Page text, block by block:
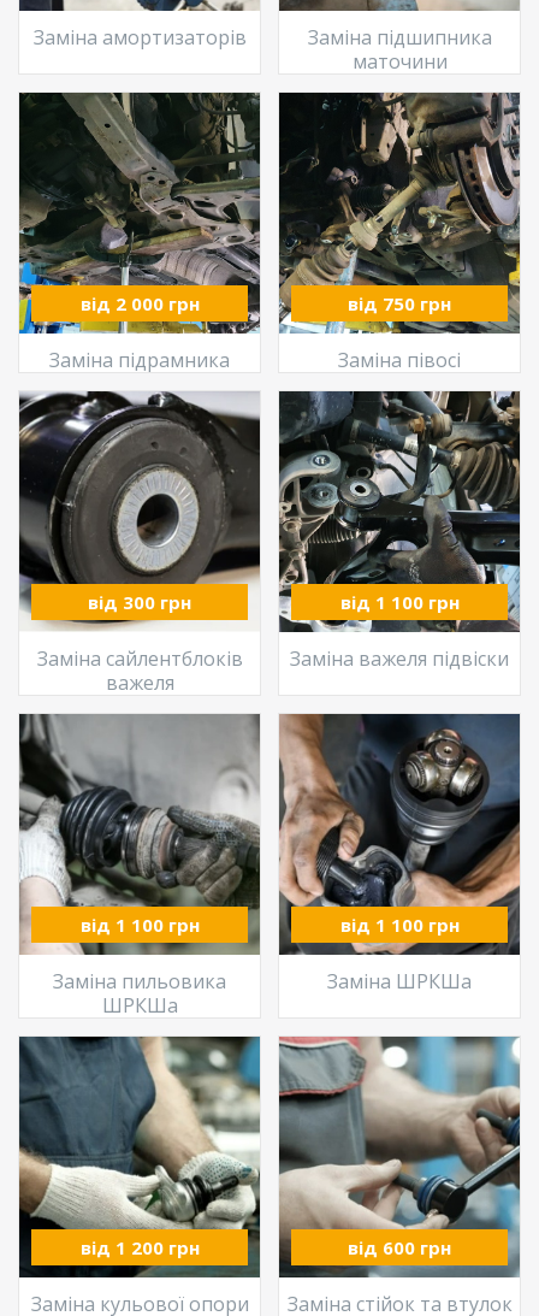
Заміна амортизаторів
Заміна підшипника
маточини
від 2 000 грн
Заміна підрамника
від 750 грн
Заміна півосі
від 300 грн
Заміна сайлентблоків
важеля
від 1 100 грн
Заміна важеля підвіски
від 1 100 грн
Заміна пильовика
ШРКШа
від 1 100 грн
Заміна ШРКШа
від 1 200 грн
Заміна кульової опори
від 600 грн
Заміна стійок та втулок